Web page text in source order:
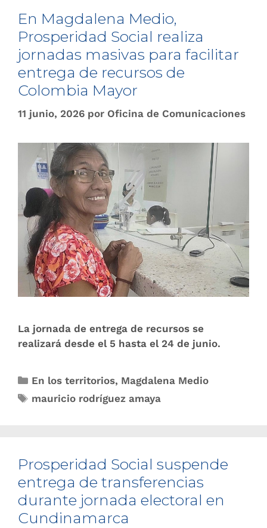
En Magdalena Medio,
Prosperidad Social realiza
jornadas masivas para facilitar
entrega de recursos de
Colombia Mayor
11 junio, 2026 por Oficina de Comunicaciones
La jornada de entrega de recursos se
realizará desde el 5 hasta el 24 de junio.
En los territorios, Magdalena Medio
mauricio rodríguez amaya
Prosperidad Social suspende
entrega de transferencias
durante jornada electoral en
Cundinamarca